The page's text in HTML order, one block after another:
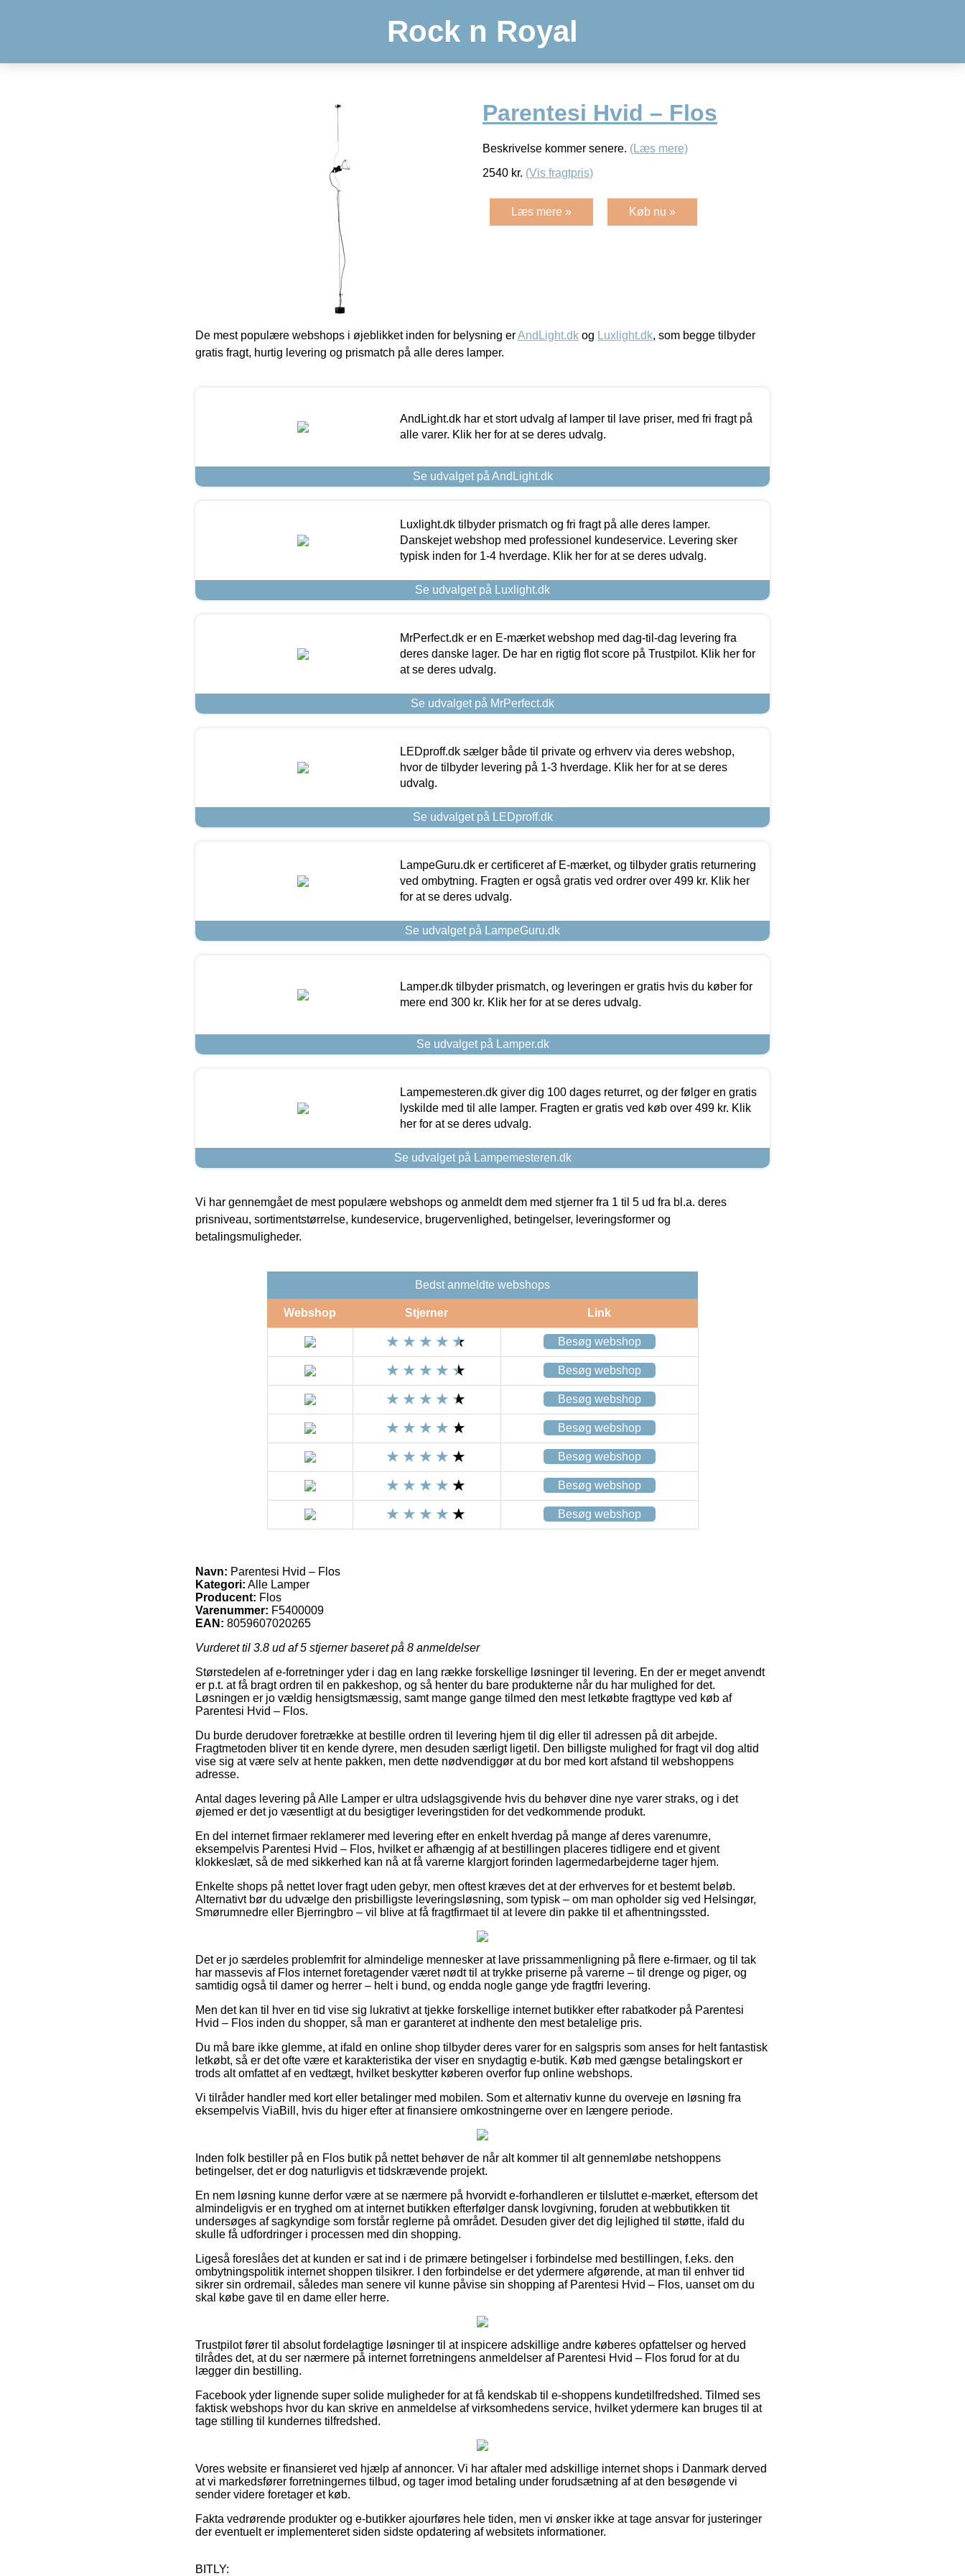
Rock n Royal
Parentesi Hvid – Flos
Beskrivelse kommer senere. (Læs mere)
2540 kr. (Vis fragtpris)
Læs mere » Køb nu »
De mest populære webshops i øjeblikket inden for belysning erAndLight.dk og Luxlight.dk, som begge tilbyder
gratis fragt, hurtig levering og prismatch på alle deres lamper.
AndLight.dk har et stort udvalg af lamper til lave priser, med fri fragt på
alle varer. Klik her for at se deres udvalg.
Se udvalget på AndLight.dk
Luxlight.dk tilbyder prismatch og fri fragt på alle deres lamper.
Danskejet webshop med professionel kundeservice. Levering sker
typisk inden for 1-4 hverdage. Klik her for at se deres udvalg.
Se udvalget på Luxlight.dk
MrPerfect.dk er en E-mærket webshop med dag-til-dag levering fra
deres danske lager. De har en rigtig flot score på Trustpilot. Klik her for
at se deres udvalg.
Se udvalget på MrPerfect.dk
LEDproff.dk sælger både til private og erhverv via deres webshop,
hvor de tilbyder levering på 1-3 hverdage. Klik her for at se deres
udvalg.
Se udvalget på LEDproff.dk
LampeGuru.dk er certificeret af E-mærket, og tilbyder gratis returnering
ved ombytning. Fragten er også gratis ved ordrer over 499 kr. Klik her
for at se deres udvalg.
Se udvalget på LampeGuru.dk
Lamper.dk tilbyder prismatch, og leveringen er gratis hvis du køber for
mere end 300 kr. Klik her for at se deres udvalg.
Se udvalget på Lamper.dk
Lampemesteren.dk giver dig 100 dages returret, og der følger en gratis
lyskilde med til alle lamper. Fragten er gratis ved køb over 499 kr. Klik
her for at se deres udvalg.
Se udvalget på Lampemesteren.dk
Vi har gennemgået de mest populære webshops og anmeldt dem med stjerner fra 1 til 5 ud fra bl.a. deres
prisniveau, sortimentstørrelse, kundeservice, brugervenlighed, betingelser, leveringsformer og
betalingsmuligheder.
Bedst anmeldte webshops
Webshop Stjerner Link
Besøg webshop
Besøg webshop
Besøg webshop
Besøg webshop
Besøg webshop
Besøg webshop
Besøg webshop
Navn: Parentesi Hvid – Flos
Kategori: Alle Lamper
Producent: Flos
Varenummer: F5400009
EAN: 8059607020265
Vurderet til 3.8 ud af 5 stjerner baseret på 8 anmeldelser
Størstedelen af e-forretninger yder i dag en lang række forskellige løsninger til levering. En der er meget anvendt
er p.t. at få bragt ordren til en pakkeshop, og så henter du bare produkterne når du har mulighed for det.
Løsningen er jo vældig hensigtsmæssig, samt mange gange tilmed den mest letkøbte fragttype ved køb af
Parentesi Hvid – Flos.
Du burde derudover foretrække at bestille ordren til levering hjem til dig eller til adressen på dit arbejde.
Fragtmetoden bliver tit en kende dyrere, men desuden særligt ligetil. Den billigste mulighed for fragt vil dog altid
vise sig at være selv at hente pakken, men dette nødvendiggør at du bor med kort afstand til webshoppens
adresse.
Antal dages levering på Alle Lamper er ultra udslagsgivende hvis du behøver dine nye varer straks, og i det
øjemed er det jo væsentligt at du besigtiger leveringstiden for det vedkommende produkt.
En del internet firmaer reklamerer med levering efter en enkelt hverdag på mange af deres varenumre,
eksempelvis Parentesi Hvid – Flos, hvilket er afhængig af at bestillingen placeres tidligere end et givent
klokkeslæt, så de med sikkerhed kan nå at få varerne klargjort forinden lagermedarbejderne tager hjem.
Enkelte shops på nettet lover fragt uden gebyr, men oftest kræves det at der erhverves for et bestemt beløb.
Alternativt bør du udvælge den prisbilligste leveringsløsning, som typisk – om man opholder sig ved Helsingør,
Smørumnedre eller Bjerringbro – vil blive at få fragtfirmaet til at levere din pakke til et afhentningssted.
Det er jo særdeles problemfrit for almindelige mennesker at lave prissammenligning på flere e-firmaer, og til tak
har massevis af Flos internet foretagender været nødt til at trykke priserne på varerne – til drenge og piger, og
samtidig også til damer og herrer – helt i bund, og endda nogle gange yde fragtfri levering.
Men det kan til hver en tid vise sig lukrativt at tjekke forskellige internet butikker efter rabatkoder på Parentesi
Hvid – Flos inden du shopper, så man er garanteret at indhente den mest betalelige pris.
Du må bare ikke glemme, at ifald en online shop tilbyder deres varer for en salgspris som anses for helt fantastisk
letkøbt, så er det ofte være et karakteristika der viser en snydagtig e-butik. Køb med gængse betalingskort er
trods alt omfattet af en vedtægt, hvilket beskytter køberen overfor fup online webshops.
Vi tilråder handler med kort eller betalinger med mobilen. Som et alternativ kunne du overveje en løsning fra
eksempelvis ViaBill, hvis du higer efter at finansiere omkostningerne over en længere periode.
Inden folk bestiller på en Flos butik på nettet behøver de når alt kommer til alt gennemløbe netshoppens
betingelser, det er dog naturligvis et tidskrævende projekt.
En nem løsning kunne derfor være at se nærmere på hvorvidt e-forhandleren er tilsluttet e-mærket, eftersom det
almindeligvis er en tryghed om at internet butikken efterfølger dansk lovgivning, foruden at webbutikken tit
undersøges af sagkyndige som forstår reglerne på området. Desuden giver det dig lejlighed til støtte, ifald du
skulle få udfordringer i processen med din shopping.
Ligeså foreslåes det at kunden er sat ind i de primære betingelser i forbindelse med bestillingen, f.eks. den
ombytningspolitik internet shoppen tilsikrer. I den forbindelse er det ydermere afgørende, at man til enhver tid
sikrer sin ordremail, således man senere vil kunne påvise sin shopping af Parentesi Hvid – Flos, uanset om du
skal købe gave til en dame eller herre.
Trustpilot fører til absolut fordelagtige løsninger til at inspicere adskillige andre køberes opfattelser og herved
tilrådes det, at du ser nærmere på internet forretningens anmeldelser af Parentesi Hvid – Flos forud for at du
lægger din bestilling.
Facebook yder lignende super solide muligheder for at få kendskab til e-shoppens kundetilfredshed. Tilmed ses
faktisk webshops hvor du kan skrive en anmeldelse af virksomhedens service, hvilket ydermere kan bruges til at
tage stilling til kundernes tilfredshed.
Vores website er finansieret ved hjælp af annoncer. Vi har aftaler med adskillige internet shops i Danmark derved
at vi markedsfører forretningernes tilbud, og tager imod betaling under forudsætning af at den besøgende vi
sender videre foretager et køb.
Fakta vedrørende produkter og e-butikker ajourføres hele tiden, men vi ønsker ikke at tage ansvar for justeringer
der eventuelt er implementeret siden sidste opdatering af websitets informationer.
BITLY: